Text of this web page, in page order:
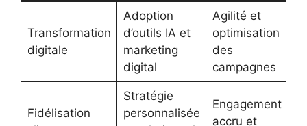
Transformation
digitale
Adoption
d’outils IA et
marketing
digital
Agilité et
optimisation
des
campagnes
Fidélisation
Stratégie
personnalisée
Engagement
accru et